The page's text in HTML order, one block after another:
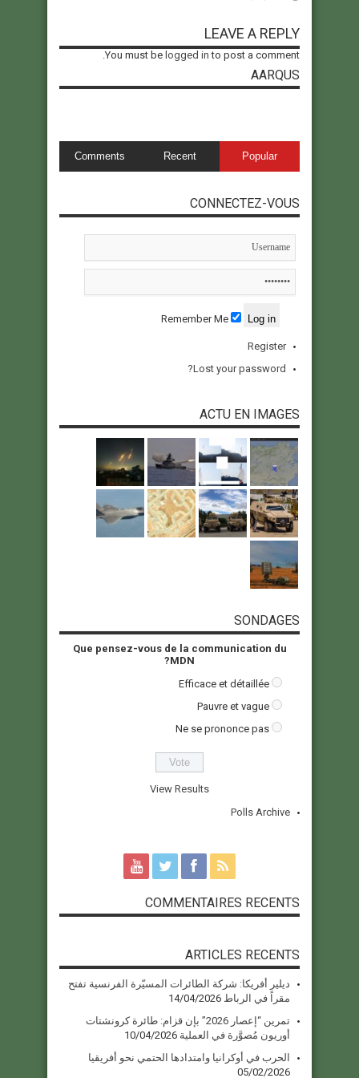
LEAVE A REPLY
You must be logged in to post a comment.
AARQUS
Popular
Recent
Comments
CONNECTEZ-VOUS
Register
Lost your password?
ACTU EN IMAGES
SONDAGES
Que pensez-vous de la communication du
MDN?
Efficace et détaillée
Pauvre et vague
Ne se prononce pas
View Results
Polls Archive
COMMENTAIRES RECENTS
ARTICLES RECENTS
ديلير أفريكا: شركة الطائرات المسيّرة الفرنسية تفتح
مقراً في الرباط 14/04/2026
تمرين “إعصار 2026” بإن قزام: طائرة كرونشتات
أوريون مُصوَّرة في العملية 10/04/2026
الحرب في أوكرانيا وامتدادها الحتمي نحو أفريقيا
05/02/2026